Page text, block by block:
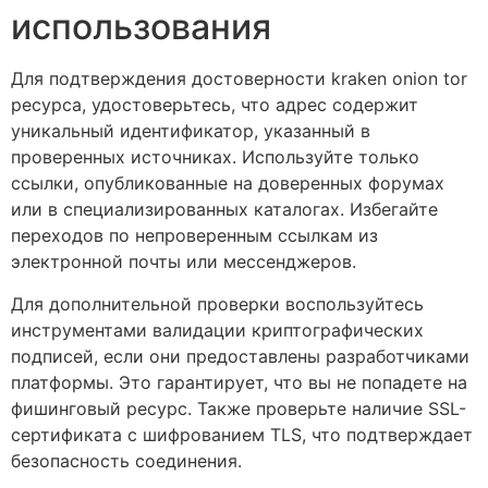
использования
Для подтверждения достоверности kraken onion tor
ресурса, удостоверьтесь, что адрес содержит
уникальный идентификатор, указанный в
проверенных источниках. Используйте только
ссылки, опубликованные на доверенных форумах
или в специализированных каталогах. Избегайте
переходов по непроверенным ссылкам из
электронной почты или мессенджеров.
Для дополнительной проверки воспользуйтесь
инструментами валидации криптографических
подписей, если они предоставлены разработчиками
платформы. Это гарантирует, что вы не попадете на
фишинговый ресурс. Также проверьте наличие SSL-
сертификата с шифрованием TLS, что подтверждает
безопасность соединения.